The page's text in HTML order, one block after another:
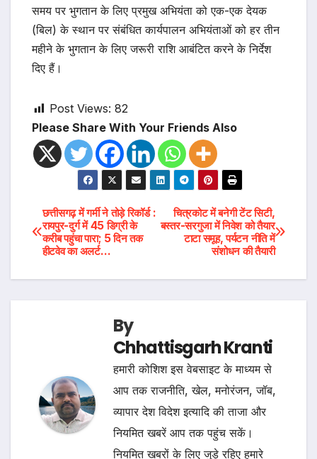
समय पर भुगतान के लिए प्रमुख अभियंता को एक-एक देयक
(बिल) के स्थान पर संबंधित कार्यपालन अभियंताओं को हर तीन
महीने के भुगतान के लिए जरूरी राशि आबंटित करने के निर्देश
दिए हैं।
Post Views: 82
Please Share With Your Friends Also
Post
navigation
चित्रकोट में बनेगी टेंट सिटी,
बस्तर-सरगुजा में निवेश को तैयार
टाटा समूह, पर्यटन नीति में
संशोधन की तैयारी
छत्तीसगढ़ में गर्मी ने तोड़े रिकॉर्ड :
रायपुर-दुर्ग में 45 डिग्री के
करीब पहुंचा पारा; 5 दिन तक
हीटवेव का अलर्ट…
By
Chhattisgarh Kranti
हमारी कोशिश इस वेबसाइट के माध्यम से
आप तक राजनीति, खेल, मनोरंजन, जॉब,
व्यापार देश विदेश इत्यादि की ताजा और
नियमित खबरें आप तक पहुंच सकें।
नियमित खबरों के लिए जुड़े रहिए हमारे